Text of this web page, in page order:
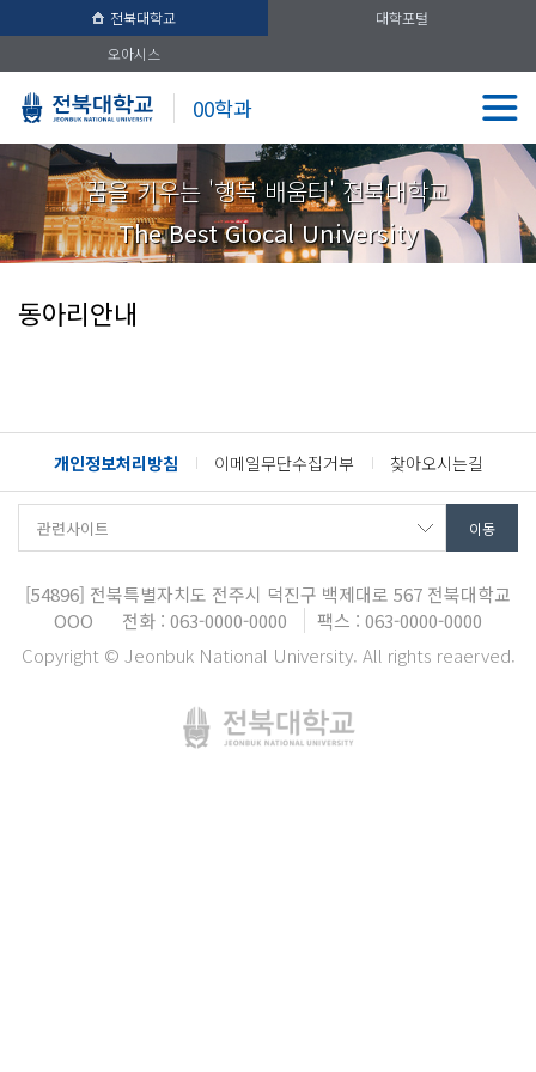
전북대학교
대학포털
오아시스
00학과
꿈을 키우는 '행복 배움터' 전북대학교
The Best Glocal University
동아리안내
개인정보처리방침 이메일무단수집거부 찾아오시는길
[54896] 전북특별자치도 전주시 덕진구 백제대로 567 전북대학교
OOO
전화 : 063-0000-0000
팩스 : 063-0000-0000
Copyright © Jeonbuk National University. All rights reaerved.